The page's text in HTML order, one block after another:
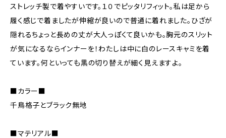
ストレッチ製で着やすいです。１０でピッタリフィット。私は足から
履く感じで着ましたが伸縮が良いので普通に着れました。ひざが
隠れるちょっと長めの丈が大人っぽくて良いかも。胸元のスリット
が気になるならインナーを！わたしは中に白のレースキャミを着
ています。何といっても黒の切り替えが細く見えますよ。
■カラー■
千鳥格子とブラック無地
■マテリアル■